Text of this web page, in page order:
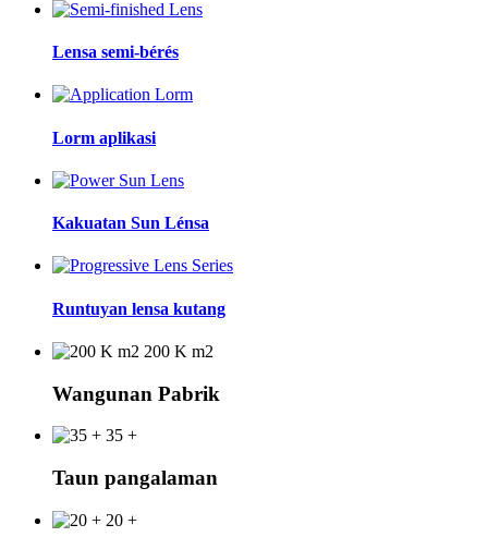
Lensa semi-bérés
Lorm aplikasi
Kakuatan Sun Lénsa
Runtuyan lensa kutang
200 K m2
Wangunan Pabrik
35 +
Taun pangalaman
20 +